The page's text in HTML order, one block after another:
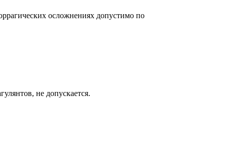
осложнениях допустимо по
не допускается.